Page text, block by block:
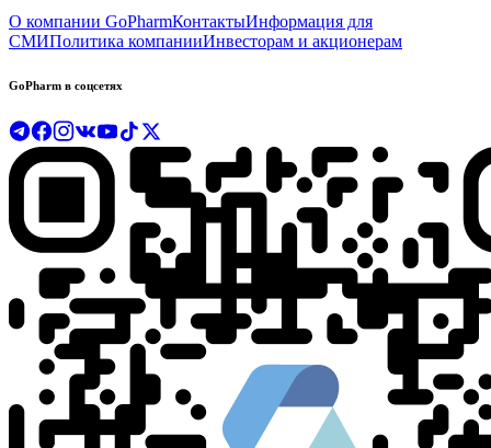
О компании GoPharmКонтактыИнформация для
СМИПолитика компанииИнвесторам и акционерам
GoPharm в соцсетях